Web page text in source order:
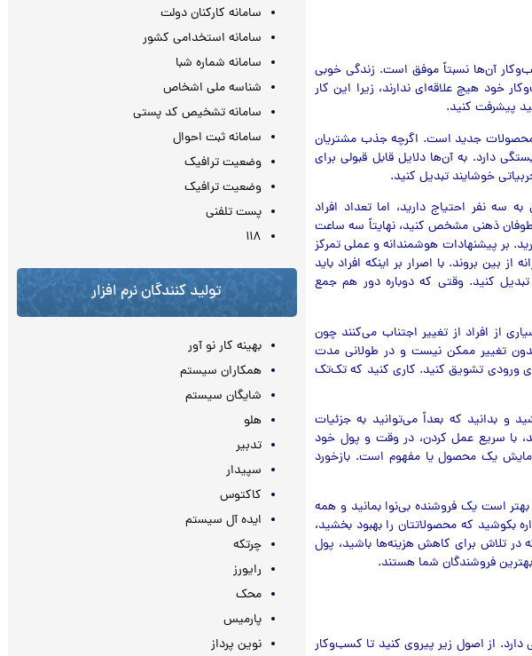
آن‌ها نسبتاً موفق است. زندگی خوبی
خود هیچ علاقه‌ای ندارند، زیرا این کار
پیشرفت کنید.
جدید است. اگرچه جذب مشتریان
دارد. به آن‌ها دلایل قابل قبولی برای
خوشایند تبدیل کنید.
نفر احتیاج دارید، اما تعداد افراد
برای جلسه طوفان ذهنی مشخص کنید، نهایتاً سه ساعت
بر پیشنهادات هوشمندانه و عملی تمرکز
بین بروند. با اصرار بر اینکه افراد باید
تبدیل کنید. وقتی که دوباره دور هم جمع
از افراد از تغییر اجتناب می‌کنند چون
تغییر ممکن نیست و در طولانی مدت
ورودی تشویق کنید. کاری کنید که تک‌تک
و بدانید که بعداً می‌توانید به جزئیات
با سریع عمل کردن، در وقت و پول خود
یک محصول یا مفهوم است. بازخورد
است یک فروشنده بی‌نوا بمانید و همه
بکوشید که محصولاتتان را بهبود بخشید،
در تلاش برای کاهش هزینه‌ها باشید، پول
فروشندگان شما هستند.
از اصول زیر پیروی کنید تا کسب‌وکار
سامانه کارکنان دولت
سامانه استخدامی کشور
سامانه شماره شبا
شناسه ملی اشخاص
سامانه تشخیص کد پستی
سامانه ثبت احوال
وضعیت ترافیک
وضعیت ترافیک
پست تلفنی
۱۱۸
تولید کنندگان نرم افزار
بهینه کار نو آور
همکاران سیستم
شایگان سیستم
هلو
تدبیر
سپیدار
کاکتوس
ایده آل سیستم
چرتکه
رایورز
محک
پارمیس
نوین پرداز